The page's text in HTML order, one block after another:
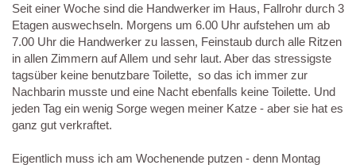
Seit einer Woche sind die Handwerker im Haus, Fallrohr durch 3
Etagen auswechseln. Morgens um 6.00 Uhr aufstehen um ab
7.00 Uhr die Handwerker zu lassen, Feinstaub durch alle Ritzen
in allen Zimmern auf Allem und sehr laut. Aber das stressigste
tagsüber keine benutzbare Toilette, so das ich immer zur
Nachbarin musste und eine Nacht ebenfalls keine Toilette. Und
jeden Tag ein wenig Sorge wegen meiner Katze - aber sie hat es
ganz gut verkraftet.
Eigentlich muss ich am Wochenende putzen - denn Montag